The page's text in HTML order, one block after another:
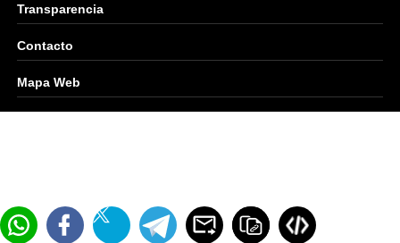
Transparencia
Contacto
Mapa Web